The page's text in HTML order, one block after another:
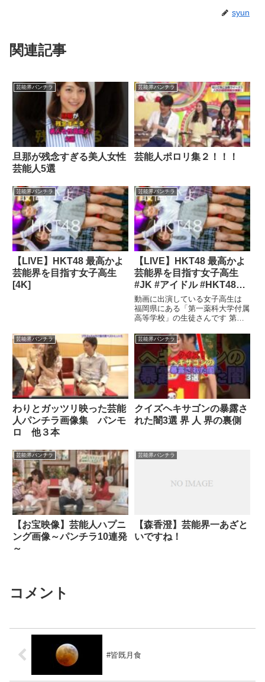
syun
関連記事
芸能界パンチラ
旦那が残念すぎる美人女性
芸能人5選
芸能界パンチラ
芸能人ポロリ集２！！！
芸能界パンチラ
【LIVE】HKT48 最高かよ
芸能界を目指す女子高生
[4K]
芸能界パンチラ
【LIVE】HKT48 最高かよ
芸能界を目指す女子高生
#JK #アイドル #HKT48
[4K]
動画に出演している女子高生は
福岡県にある「第一薬科大学付属
高等学校」の生徒さんです 第一
芸能界パンチラ
わりとガッツリ映った芸能
人パンチラ画像集 パンモ
ロ 他３本
芸能界パンチラ
クイズヘキサゴンの暴露さ
れた闇3選 界 人 界の裏側
芸能界パンチラ
【お宝映像】芸能人ハプニ
ング画像～パンチラ10連発
～
芸能界パンチラ
【森香澄】芸能界一あざと
いですね！
コメント
#皆既月食